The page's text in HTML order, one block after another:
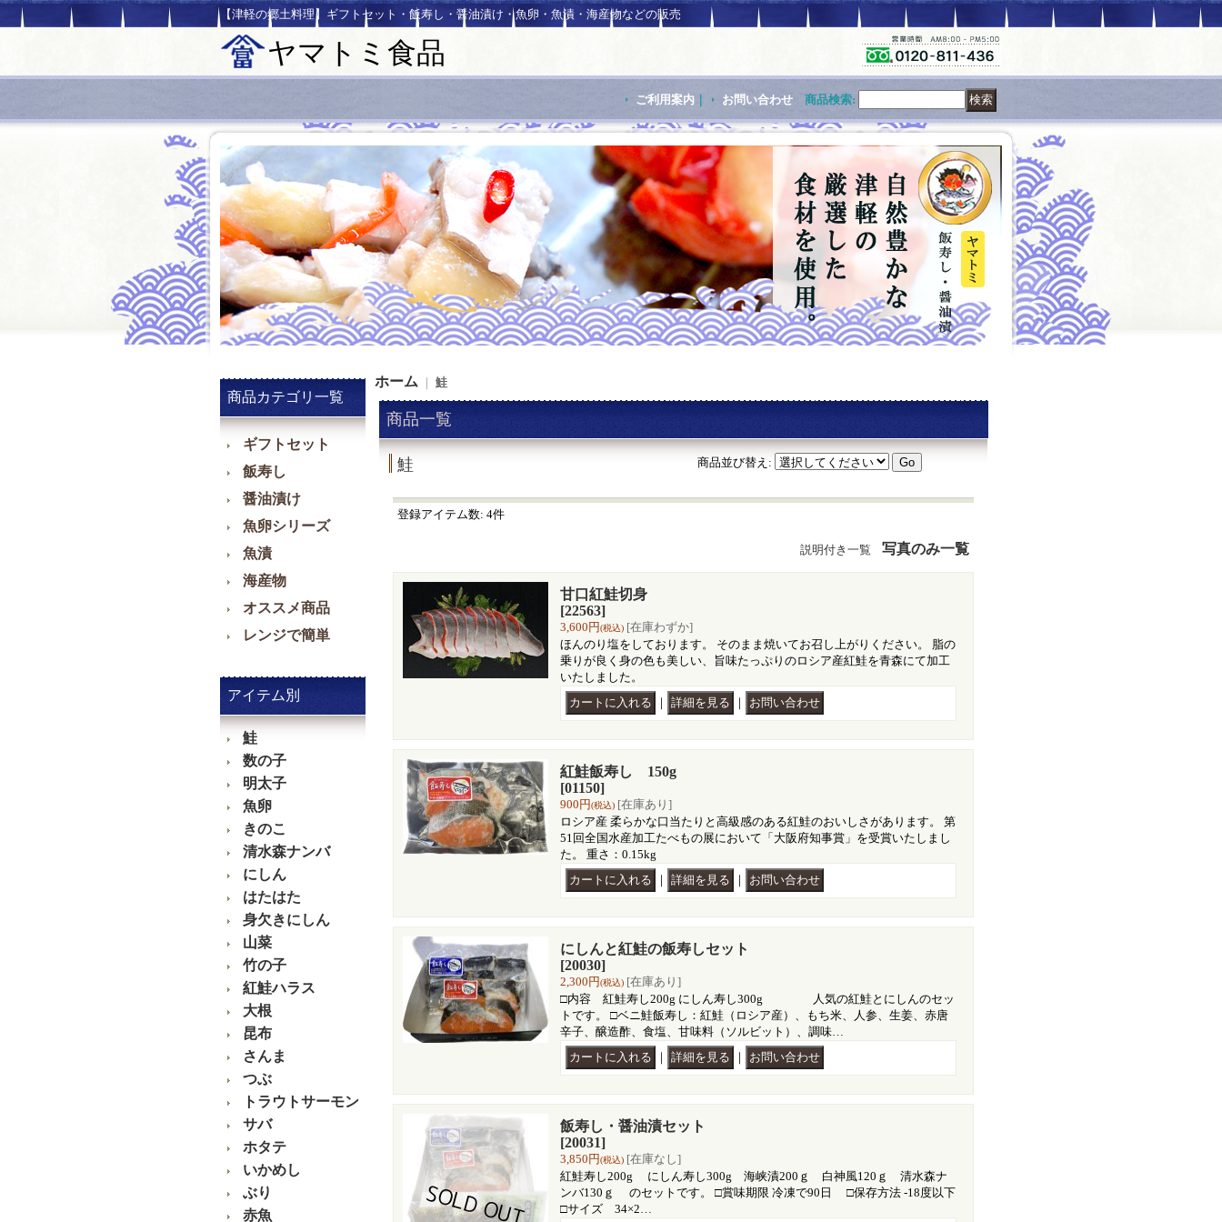
【津軽の郷土料理】ギフトセット・飯寿し・醤油漬け・魚卵・魚漬・海産物などの販売
ヤマトミ食品
ご利用案内 お問い合わせ 商品検索:
商品カテゴリ一覧
ギフトセット
飯寿し
醤油漬け
魚卵シリーズ
魚漬
海産物
オススメ商品
レンジで簡単
アイテム別
鮭
数の子
明太子
魚卵
きのこ
清水森ナンバ
にしん
はたはた
身欠きにしん
山菜
竹の子
紅鮭ハラス
大根
昆布
さんま
つぶ
トラウトサーモン
サバ
ホタテ
いかめし
ぶり
赤魚
ホーム 鮭
商品一覧
鮭 商品並び替え :
登録アイテム数: 4件
説明付き一覧 写真のみ一覧
甘口紅鮭切身
[22563]
3,600円(税込) [在庫わずか]
ほんのり塩をしております。 そのまま焼いてお召し上がりください。 脂の
乗りが良く身の色も美しい、旨味たっぷりのロシア産紅鮭を青森にて加工
いたしました。
｜
｜
紅鮭飯寿し 150g
[01150]
900円(税込) [在庫あり]
ロシア産 柔らかな口当たりと高級感のある紅鮭のおいしさがあります。 第
51回全国水産加工たべもの展において「大阪府知事賞」を受賞いたしまし
た。 重さ：0.15kg
｜
｜
にしんと紅鮭の飯寿しセット
[20030]
2,300円(税込) [在庫あり]
□内容 紅鮭寿し200g にしん寿し300g 人気の紅鮭とにしんのセッ
トです。 □ベニ鮭飯寿し：紅鮭（ロシア産）、もち米、人参、生姜、赤唐
辛子、醸造酢、食塩、甘味料（ソルビット）、調味…
｜
｜
飯寿し・醤油漬セット
[20031]
3,850円(税込) [在庫なし]
紅鮭寿し200g にしん寿し300g 海峡漬200ｇ 白神風120ｇ 清水森ナ
ンバ130ｇ のセットです。 □賞味期限 冷凍で90日 □保存方法 -18度以下
□サイズ 34×2…